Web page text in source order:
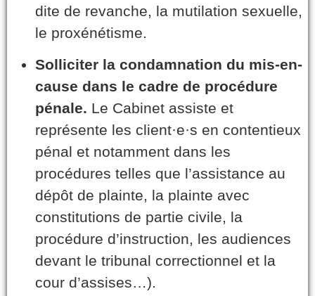
dite de revanche, la mutilation sexuelle,
le proxénétisme.
Solliciter la condamnation du mis-en-
cause dans le cadre de procédure
pénale. Le Cabinet assiste et
représente les client·e·s en contentieux
pénal et notamment dans les
procédures telles que l’assistance au
dépôt de plainte, la plainte avec
constitutions de partie civile, la
procédure d’instruction, les audiences
devant le tribunal correctionnel et la
cour d’assises…).